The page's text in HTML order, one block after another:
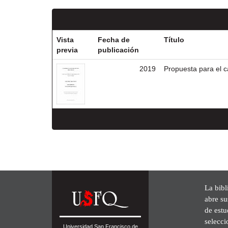
Vista
previa
Fecha de
publicación
Título
2019 Propuesta para el
Universidad San Francisco de
La
abre
de